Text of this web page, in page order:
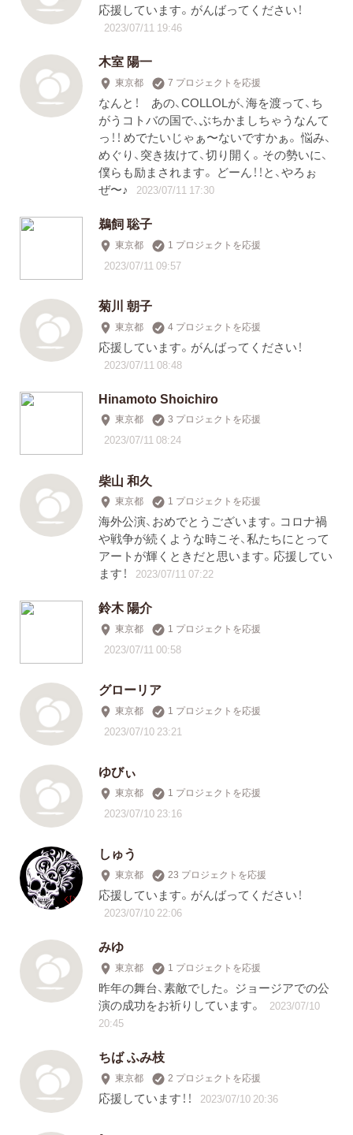
応援しています。がんばってください！
2023/07/11 19:46
木室 陽一
東京都 7 プロジェクトを応援
なんと！ あの、COLLOLが、海を渡って、ち
がうコトバの国で、ぶちかましちゃうなんて
っ！！ めでたいじゃぁ〜ないですかぁ。 悩み、
めぐり、突き抜けて、切り開く。その勢いに、
僕らも励まされます。 どーん！！と、やろぉ
ぜ〜♪
2023/07/11 17:30
鵜飼 聡子
東京都 1 プロジェクトを応援
2023/07/11 09:57
菊川 朝子
東京都 4 プロジェクトを応援
応援しています。がんばってください！
2023/07/11 08:48
Hinamoto Shoichiro
東京都 3 プロジェクトを応援
2023/07/11 08:24
柴山 和久
東京都 1 プロジェクトを応援
海外公演、おめでとうございます。コロナ禍
や戦争が続くような時こそ、私たちにとって
アートが輝くときだと思います。応援してい
ます！
2023/07/11 07:22
鈴木 陽介
東京都 1 プロジェクトを応援
2023/07/11 00:58
グローリア
東京都 1 プロジェクトを応援
2023/07/10 23:21
ゆびぃ
東京都 1 プロジェクトを応援
2023/07/10 23:16
しゅう
東京都 23 プロジェクトを応援
応援しています。がんばってください！
2023/07/10 22:06
みゆ
東京都 1 プロジェクトを応援
昨年の舞台、素敵でした。 ジョージアでの公
演の成功をお祈りしています。
2023/07/10
20:45
ちば ふみ枝
東京都 2 プロジェクトを応援
応援しています！！ 2023/07/10 20:36